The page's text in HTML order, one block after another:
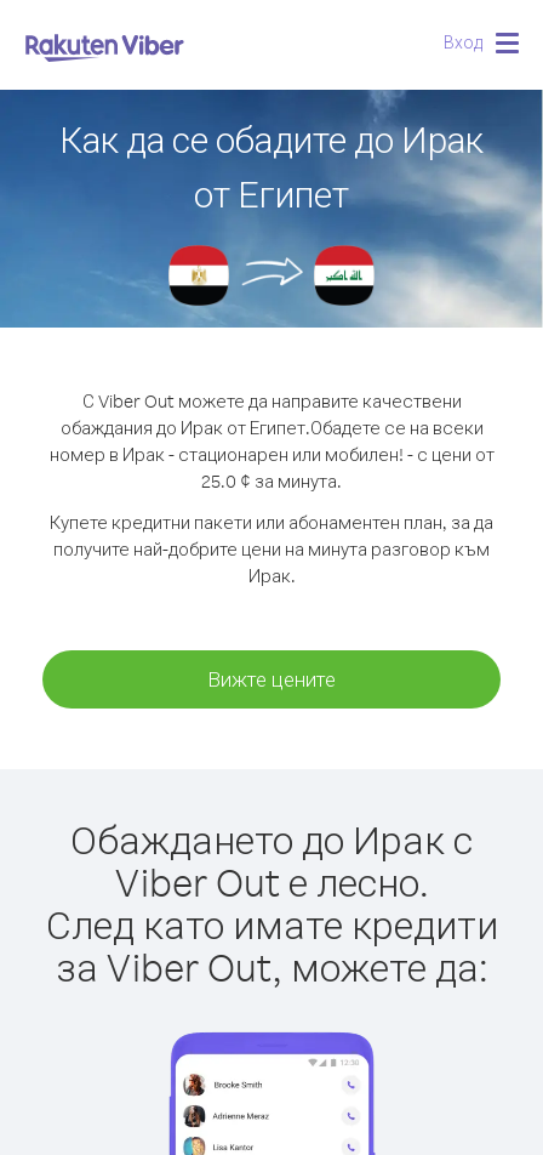
Вход
Как да се обадите до Ирак
от Египет
С Viber Out можете да направите качествени
обаждания до Ирак от Египет.Обадете се на всеки
номер в Ирак - стационарен или мобилен! - с цени от
25.0 ¢ за минута.
Купете кредитни пакети или абонаментен план, за да
получите най-добрите цени на минута разговор към
Ирак.
Вижте цените
Обаждането до Ирак с
Viber Out е лесно.
След като имате кредити
за Viber Out, можете да: